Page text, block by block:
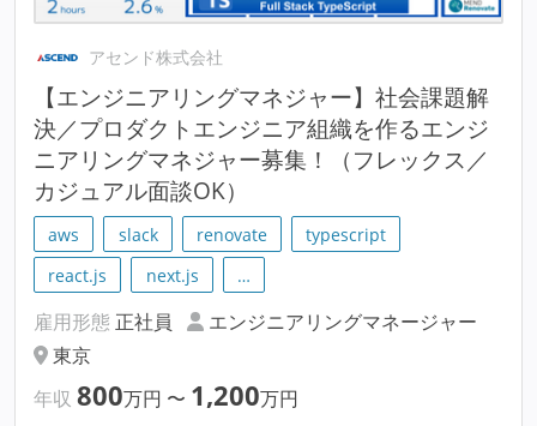
アセンド株式会社
【エンジニアリングマネジャー】社会課題解
決／プロダクトエンジニア組織を作るエンジ
ニアリングマネジャー募集！（フレックス／
カジュアル面談OK）
aws slack renovate
typescript
react.js
next.js …
雇用形態 正社員
エンジニアリングマネージャー
東京
年収 800万円 〜 1,200万円